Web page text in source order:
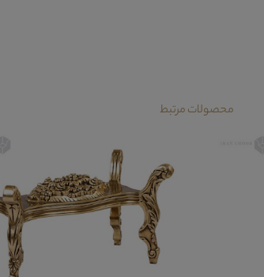
محصولات مرتبط